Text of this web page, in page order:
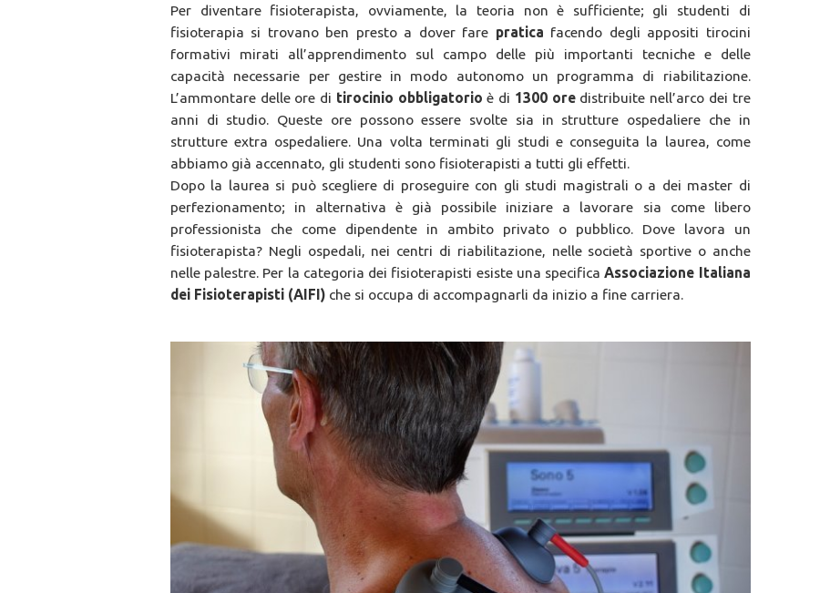
Per diventare fisioterapista, ovviamente, la teoria non è sufficiente; gli studenti di
fisioterapia si trovano ben presto a dover fare pratica facendo degli appositi tirocini
formativi mirati all’apprendimento sul campo delle più importanti tecniche e delle
capacità necessarie per gestire in modo autonomo un programma di riabilitazione.
L’ammontare delle ore di tirocinio obbligatorio è di 1300 oredistribuite nell’arco dei tre
anni di studio. Queste ore possono essere svolte sia in strutture ospedaliere che in
strutture extra ospedaliere. Una volta terminati gli studi e conseguita la laurea, come
abbiamo già accennato, gli studenti sono fisioterapisti a tutti gli effetti.
Dopo la laurea si può scegliere di proseguire con gli studi magistrali o a dei master di
perfezionamento; in alternativa è già possibile iniziare a lavorare sia come libero
professionista che come dipendente in ambito privato o pubblico. Dove lavora un
fisioterapista? Negli ospedali, nei centri di riabilitazione, nelle società sportive o anche
nelle palestre. Per la categoria dei fisioterapisti esiste una specificaAssociazione Italiana
dei Fisioterapisti (AIFI) che si occupa di accompagnarli da inizio a fine carriera.